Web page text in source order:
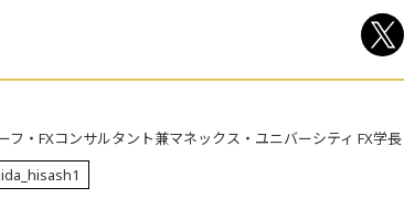
フ・FXコンサルタント兼マネックス・ユニバーシティ FX学長